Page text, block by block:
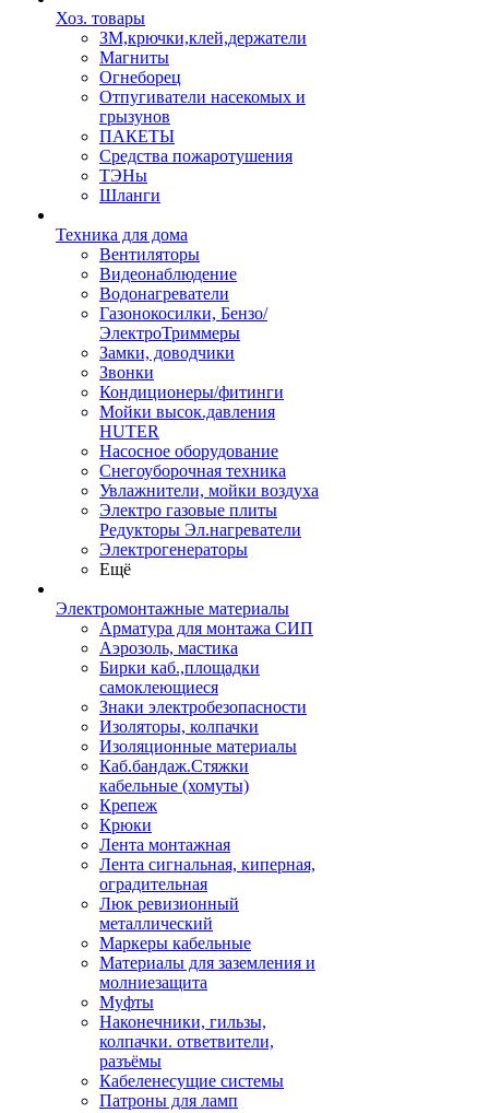
Хоз. товары
ЗМ,крючки,клей,держатели
Магниты
Огнеборец
Отпугиватели насекомых и
грызунов
ПАКЕТЫ
Средства пожаротушения
ТЭНы
Шланги
Техника для дома
Вентиляторы
Видеонаблюдение
Водонагреватели
Газонокосилки, Бензо/
ЭлектроТриммеры
Замки, доводчики
Звонки
Кондиционеры/фитинги
Мойки высок.давления
HUTER
Насосное оборудование
Снегоуборочная техника
Увлажнители, мойки воздуха
Электро газовые плиты
Редукторы Эл.нагреватели
Электрогенераторы
Ещё
Электромонтажные материалы
Арматура для монтажа СИП
Аэрозоль, мастика
Бирки каб.,площадки
самоклеющиеся
Знаки электробезопасности
Изоляторы, колпачки
Изоляционные материалы
Каб.бандаж.Стяжки
кабельные (хомуты)
Крепеж
Крюки
Лента монтажная
Лента сигнальная, киперная,
оградительная
Люк ревизионный
металлический
Маркеры кабельные
Материалы для заземления и
молниезащита
Муфты
Наконечники, гильзы,
колпачки. ответвители,
разъёмы
Кабеленесущие системы
Патроны для ламп